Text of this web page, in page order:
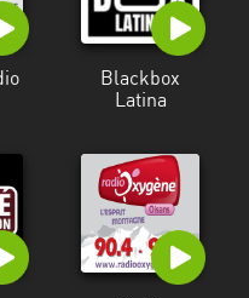
Blackbox
Latina